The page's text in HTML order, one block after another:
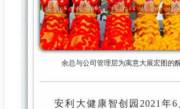
余总与公司管理层为寓意大展宏图的
安利大健康智创园2021年6